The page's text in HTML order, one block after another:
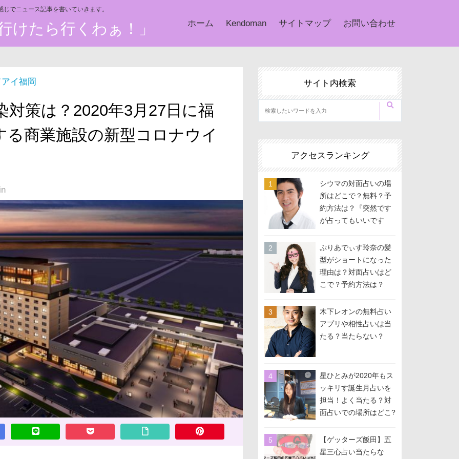
でニュース記事を書いていきます。
けたら行くわぁ！」 ホーム Kendoman サイトマップ お問い合わせ
イ福岡
策は？2020年3月27日に福
商業施設の新型コロナウイ
サイト内検索
アクセスランキング
シウマの対面占いの場
所はどこで？無料？予
約方法は？『突然です
が占ってもいいです
ぷりあでぃす玲奈の髪
型がショートになった
理由は？対面占いはど
こで？予約方法は？
木下レオンの無料占い
アプリや相性占いは当
たる？当たらない？
星ひとみが2020年もス
ッキリす誕生月占いを
担当！よく当たる？対
面占いでの場所はどこ?
【ゲッターズ飯田】五
星三心占い当たらな